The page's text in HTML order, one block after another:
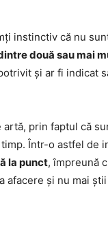
instinctiv că nu
două sau mai
și ar fi indicat
prin faptul că
Într-o astfel de
la punct, împreună
afacere și nu mai